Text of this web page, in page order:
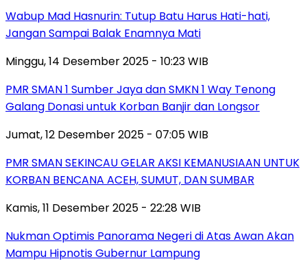
Wabup Mad Hasnurin: Tutup Batu Harus Hati-hati,
Jangan Sampai Balak Enamnya Mati
Minggu, 14 Desember 2025 - 10:23 WIB
PMR SMAN 1 Sumber Jaya dan SMKN 1 Way Tenong
Galang Donasi untuk Korban Banjir dan Longsor
Jumat, 12 Desember 2025 - 07:05 WIB
PMR SMAN SEKINCAU GELAR AKSI KEMANUSIAAN UNTUK
KORBAN BENCANA ACEH, SUMUT, DAN SUMBAR
Kamis, 11 Desember 2025 - 22:28 WIB
Nukman Optimis Panorama Negeri di Atas Awan Akan
Mampu Hipnotis Gubernur Lampung